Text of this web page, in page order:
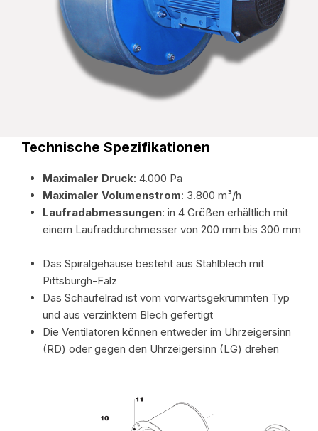
Technische Spezifikationen
Maximaler Druck: 4.000 Pa
Maximaler Volumenstrom: 3.800 m³/h
Laufradabmessungen: in 4 Größen erhältlich mit
einem Laufraddurchmesser von 200 mm bis 300 mm
Das Spiralgehäuse besteht aus Stahlblech mit
Pittsburgh-Falz
Das Schaufelrad ist vom vorwärtsgekrümmten Typ
und aus verzinktem Blech gefertigt
Die Ventilatoren können entweder im Uhrzeigersinn
(RD) oder gegen den Uhrzeigersinn (LG) drehen